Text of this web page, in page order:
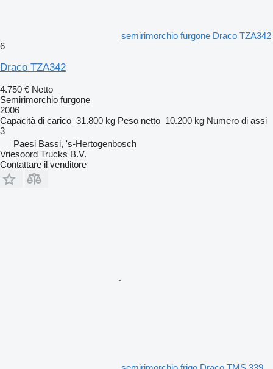
semirimorchio furgone Draco TZA342
6
Draco TZA342
4.750 € Netto
Semirimorchio furgone
2006
Capacità di carico 31.800 kg Peso netto 10.200 kg Numero di assi
3
Paesi Bassi, 's-Hertogenbosch
Vriesoord Trucks B.V.
Contattare il venditore